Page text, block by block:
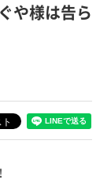
や様は告ら